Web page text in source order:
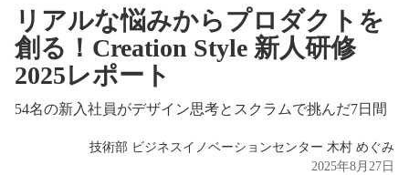
リアルな悩みからプロダクトを
創る！Creation Style 新人研修
2025レポート
54名の新入社員がデザイン思考とスクラムで挑んだ7日間
技術部 ビジネスイノベーションセンター 木村 めぐみ
2025年8月27日